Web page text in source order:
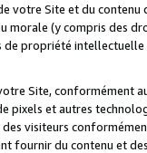
votre Site et du
morale (y compris des
de propriété
Site, conformément
pixels et autres
visiteurs
fournir du contenu et